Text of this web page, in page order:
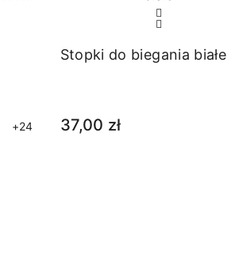
+24
Stopki do biegania białe
37,00 zł